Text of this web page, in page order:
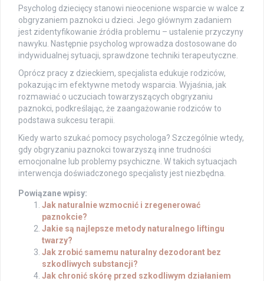
Psycholog dziecięcy stanowi nieocenione wsparcie w walce z
obgryzaniem paznokci u dzieci. Jego głównym zadaniem
jest zidentyfikowanie źródła problemu – ustalenie przyczyny
nawyku. Następnie psycholog wprowadza dostosowane do
indywidualnej sytuacji, sprawdzone techniki terapeutyczne.
Oprócz pracy z dzieckiem, specjalista edukuje rodziców,
pokazując im efektywne metody wsparcia. Wyjaśnia, jak
rozmawiać o uczuciach towarzyszących obgryzaniu
paznokci, podkreślając, że zaangażowanie rodziców to
podstawa sukcesu terapii.
Kiedy warto szukać pomocy psychologa? Szczególnie wtedy,
gdy obgryzaniu paznokci towarzyszą inne trudności
emocjonalne lub problemy psychiczne. W takich sytuacjach
interwencja doświadczonego specjalisty jest niezbędna.
Powiązane wpisy:
Jak naturalnie wzmocnić i zregenerować
paznokcie?
Jakie są najlepsze metody naturalnego liftingu
twarzy?
Jak zrobić samemu naturalny dezodorant bez
szkodliwych substancji?
Jak chronić skórę przed szkodliwym działaniem